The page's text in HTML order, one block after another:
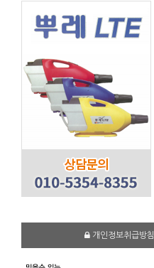
개인정보취급방침